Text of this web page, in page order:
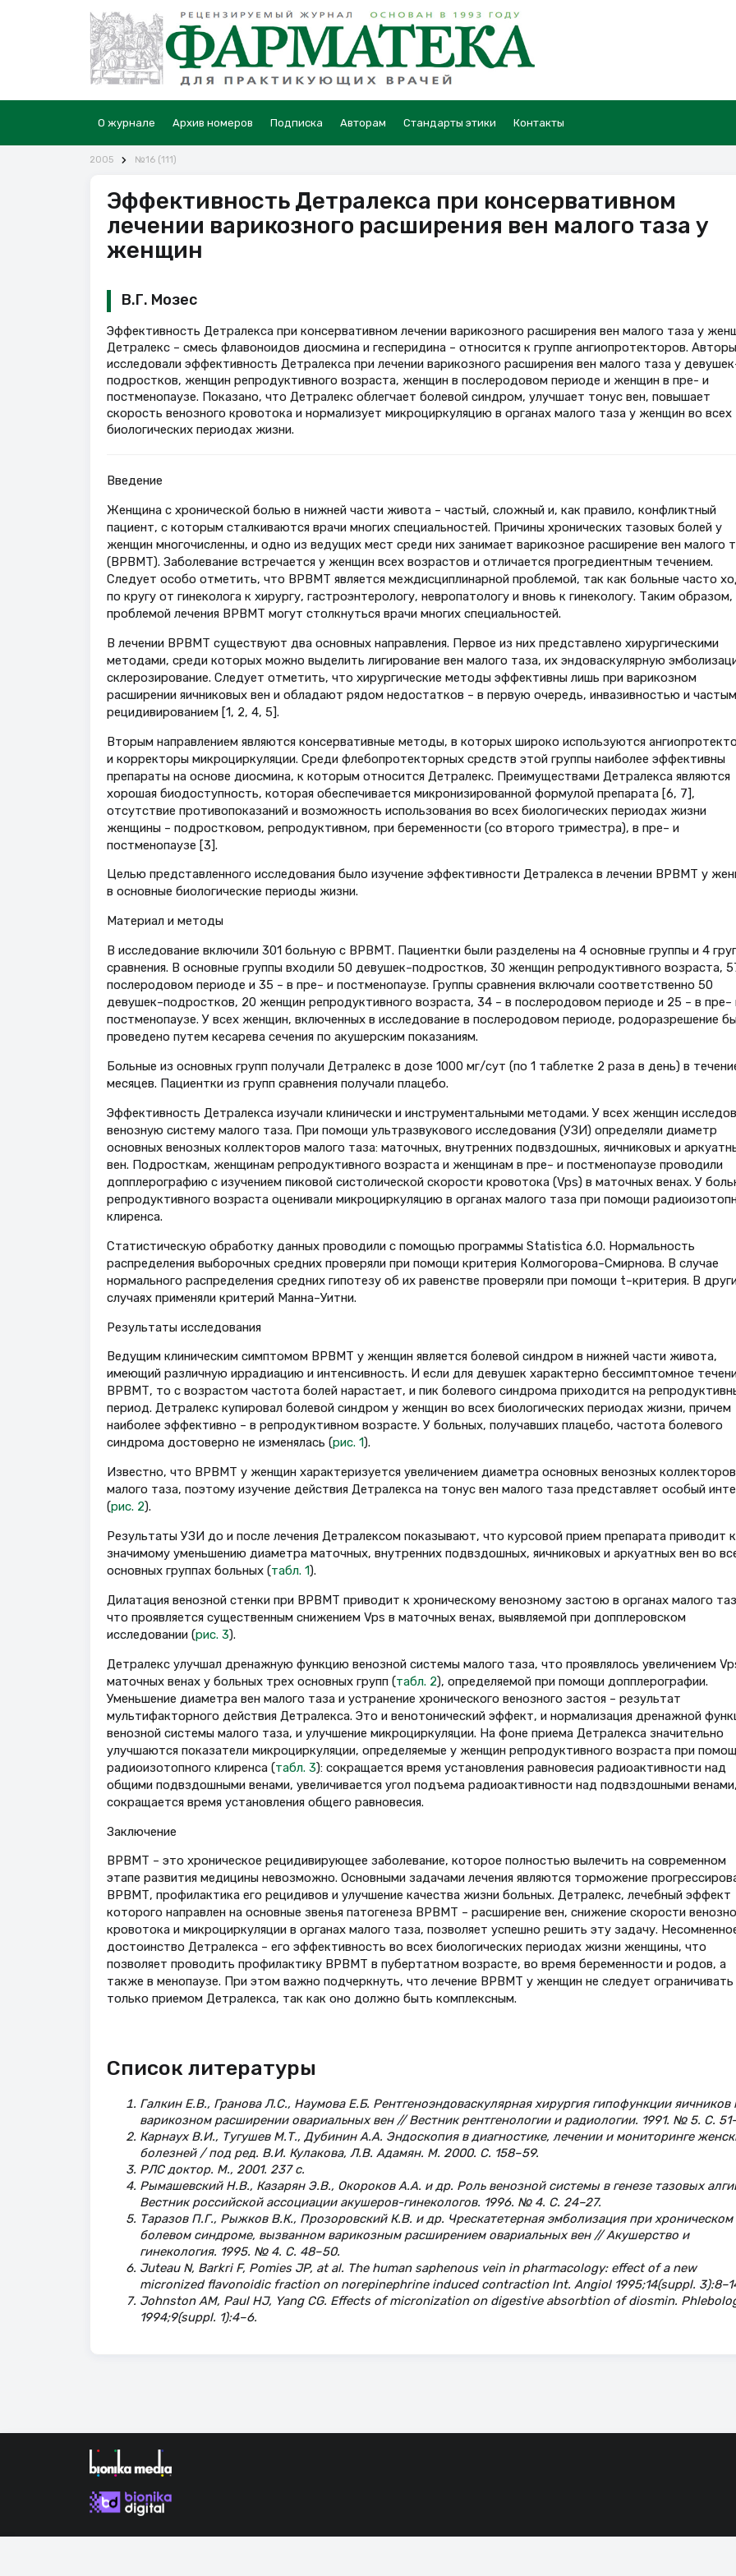
О журнале Архив номеров Подписка Авторам Стандарты этики Контакты
2005 №16 (111)
Эффективность Детралекса при консервативном
лечении варикозного расширения вен малого таза у
женщин
В.Г. Мозес
Эффективность Детралекса при консервативном лечении варикозного расширения вен малого таза у
Детралекс – смесь флавоноидов диосмина и гесперидина – относится к группе ангиопротекторов. Авторы
исследовали эффективность Детралекса при лечении варикозного расширения вен малого таза у
подростков, женщин репродуктивного возраста, женщин в послеродовом периоде и женщин в пре- и
постменопаузе. Показано, что Детралекс облегчает болевой синдром, улучшает тонус вен, повышает
скорость венозного кровотока и нормализует микроциркуляцию в органах малого таза у женщин во всех
биологических периодах жизни.
Введение
Женщина с хронической болью в нижней части живота – частый, сложный и, как правило, конфликтный
пациент, с которым сталкиваются врачи многих специальностей. Причины хронических тазовых болей у
женщин многочисленны, и одно из ведущих мест среди них занимает варикозное расширение вен малого
(ВРВМТ). Заболевание встречается у женщин всех возрастов и отличается прогредиентным течением.
Следует особо отметить, что ВРВМТ является междисциплинарной проблемой, так как больные часто
по кругу от гинеколога к хирургу, гастроэнтерологу, невропатологу и вновь к гинекологу. Таким образом,
проблемой лечения ВРВМТ могут столкнуться врачи многих специальностей.
В лечении ВРВМТ существуют два основных направления. Первое из них представлено хирургическими
методами, среди которых можно выделить лигирование вен малого таза, их эндоваскулярную
склерозирование. Следует отметить, что хирургические методы эффективны лишь при варикозном
расширении яичниковых вен и обладают рядом недостатков – в первую очередь, инвазивностью и частым
рецидивированием [1, 2, 4, 5].
Вторым направлением являются консервативные методы, в которых широко используются
и корректоры микроциркуляции. Среди флебопротекторных средств этой группы наиболее эффективны
препараты на основе диосмина, к которым относится Детралекс. Преимуществами Детралекса являются
хорошая биодоступность, которая обеспечивается микронизированной формулой препарата [6, 7],
отсутствие противопоказаний и возможность использования во всех биологических периодах жизни
женщины – подростковом, репродуктивном, при беременности (со второго триместра), в пре– и
постменопаузе [3].
Целью представленного исследования было изучение эффективности Детралекса в лечении ВРВМТ у
в основные биологические периоды жизни.
Материал и методы
В исследование включили 301 больную с ВРВМТ. Пациентки были разделены на 4 основные группы и 4
сравнения. В основные группы входили 50 девушек–подростков, 30 женщин репродуктивного возраста,
послеродовом периоде и 35 – в пре– и постменопаузе. Группы сравнения включали соответственно 50
девушек–подростков, 20 женщин репродуктивного возраста, 34 – в послеродовом периоде и 25 – в пре–
постменопаузе. У всех женщин, включенных в исследование в послеродовом периоде, родоразрешение
проведено путем кесарева сечения по акушерским показаниям.
Больные из основных групп получали Детралекс в дозе 1000 мг/сут (по 1 таблетке 2 раза в день) в
месяцев. Пациентки из групп сравнения получали плацебо.
Эффективность Детралекса изучали клинически и инструментальными методами. У всех женщин
венозную систему малого таза. При помощи ультразвукового исследования (УЗИ) определяли диаметр
основных венозных коллекторов малого таза: маточных, внутренних подвздошных, яичниковых и
вен. Подросткам, женщинам репродуктивного возраста и женщинам в пре– и постменопаузе проводили
допплерографию с изучением пиковой систолической скорости кровотока (Vps) в маточных венах. У
репродуктивного возраста оценивали микроциркуляцию в органах малого таза при помощи
клиренса.
Статистическую обработку данных проводили с помощью программы Statistica 6.0. Нормальность
распределения выборочных средних проверяли при помощи критерия Колмогорова–Смирнова. В случае
нормального распределения средних гипотезу об их равенстве проверяли при помощи t–критерия. В
случаях применяли критерий Манна–Уитни.
Результаты исследования
Ведущим клиническим симптомом ВРВМТ у женщин является болевой синдром в нижней части живота,
имеющий различную иррадиацию и интенсивность. И если для девушек характерно бессимптомное
ВРВМТ, то с возрастом частота болей нарастает, и пик болевого синдрома приходится на
период. Детралекс купировал болевой синдром у женщин во всех биологических периодах жизни, причем
наиболее эффективно – в репродуктивном возрасте. У больных, получавших плацебо, частота болевого
синдрома достоверно не изменялась (рис. 1).
Известно, что ВРВМТ у женщин характеризуется увеличением диаметра основных венозных коллекторов
малого таза, поэтому изучение действия Детралекса на тонус вен малого таза представляет особый
(рис. 2).
Результаты УЗИ до и после лечения Детралексом показывают, что курсовой прием препарата приводит к
значимому уменьшению диаметра маточных, внутренних подвздошных, яичниковых и аркуатных вен во
основных группах больных (табл. 1).
Дилатация венозной стенки при ВРВМТ приводит к хроническому венозному застою в органах малого
что проявляется существенным снижением Vps в маточных венах, выявляемой при допплеровском
исследовании (рис. 3).
Детралекс улучшал дренажную функцию венозной системы малого таза, что проявлялось увеличением
маточных венах у больных трех основных групп (табл. 2), определяемой при помощи допплерографии.
Уменьшение диаметра вен малого таза и устранение хронического венозного застоя – результат
мультифакторного действия Детралекса. Это и венотонический эффект, и нормализация дренажной
венозной системы малого таза, и улучшение микроциркуляции. На фоне приема Детралекса значительно
улучшаются показатели микроциркуляции, определяемые у женщин репродуктивного возраста при
радиоизотопного клиренса (табл. 3): сокращается время установления равновесия радиоактивности над
общими подвздошными венами, увеличивается угол подъема радиоактивности над подвздошными венами,
сокращается время установления общего равновесия.
Заключение
ВРВМТ – это хроническое рецидивирующее заболевание, которое полностью вылечить на современном
этапе развития медицины невозможно. Основными задачами лечения являются торможение
ВРВМТ, профилактика его рецидивов и улучшение качества жизни больных. Детралекс, лечебный эффект
которого направлен на основные звенья патогенеза ВРВМТ – расширение вен, снижение скорости
кровотока и микроциркуляции в органах малого таза, позволяет успешно решить эту задачу.
достоинство Детралекса – его эффективность во всех биологических периодах жизни женщины, что
позволяет проводить профилактику ВРВМТ в пубертатном возрасте, во время беременности и родов, а
также в менопаузе. При этом важно подчеркнуть, что лечение ВРВМТ у женщин не следует ограничивать
только приемом Детралекса, так как оно должно быть комплексным.
Список литературы
Галкин Е.В., Гранова Л.С., Наумова Е.Б. Рентгеноэндоваскулярная хирургия гипофункции яичников
варикозном расширении овариальных вен // Вестник рентгенологии и радиологии. 1991. № 5. С.
Карнаух В.И., Тугушев М.Т., Дубинин А.А. Эндоскопия в диагностике, лечении и мониторинге
болезней / под ред. В.И. Кулакова, Л.В. Адамян. М. 2000. С. 158–59.
РЛС доктор. М., 2001. 237 с.
Рымашевский Н.В., Казарян Э.В., Окороков А.А. и др. Роль венозной системы в генезе тазовых
Вестник российской ассоциации акушеров-гинекологов. 1996. № 4. С. 24–27.
Таразов П.Г., Рыжков В.К., Прозоровский К.В. и др. Чрескатетерная эмболизация при хроническом
болевом синдроме, вызванном варикозным расширением овариальных вен // Акушерство и
гинекология. 1995. № 4. С. 48–50.
Juteau N, Barkri F, Pomies JP, at al. The human saphenous vein in pharmacology: effect of a new
micronized flavonoidic fraction on norepinephrine induced contraction Int. Angiol 1995;14(suppl.
Johnston AM, Paul HJ, Yang CG. Effects of micronization on digestive absorbtion of diosmin.
1994;9(suppl. 1):4–6.